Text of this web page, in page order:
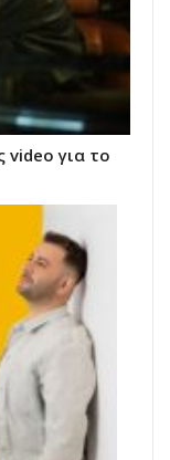
video για το